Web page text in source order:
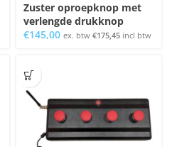
Zuster oproepknop met
verlengde drukknop
€145,00 ex. btw €175,45 incl btw